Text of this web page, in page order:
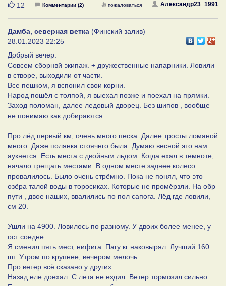
Нравится
12 Комментарии (2) Александр23_1991
пожаловаться
Дамба, северная ветка (Финский залив)
28.01.2023 22:25
Добрый вечер.
Совсем сборнвй экипаж. + дружественные напарники. Ловили
в створе, выходили от части.
Все пешком, я вспонил свои корни.
Народ пошёл с толпой, я выехал позже и поехал на прямки.
Заход поломан, далее ледовый дворец. Без шипов , вообще
не понимаю как добираются.
Про лёд первый км, очень много песка. Далее тросты ломаной
много. Даже полянка стоячнго была. Думаю весной это нам
аукнется. Есть места с двойным льдом. Когда ехал в темноте,
начало трещать местами. В одном месте заднее колесо
провалилось. Было очень стрёмно. Пока не понял, что это
озёра талой воды в торосиках. Которые не промёрзли. На обр
пути , двое наших, ввалились по пол сапога. Лёд где ловили,
см 20.
Ушли на 4900. Ловилось по разному. У двоих более менее, у
ост соедне
Я сменил пять мест, нифига. Пагу кг наковырял. Лучший 160
шт. Утром по крупнее, вечером мелочь.
Про ветер всё сказано у других.
Назад еле доехал. С лета не ездил. Ветер тормозил сильно.